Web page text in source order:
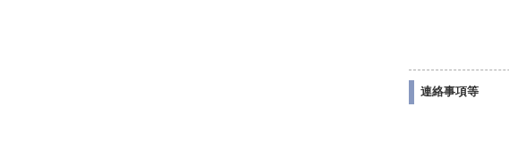
連絡事項等